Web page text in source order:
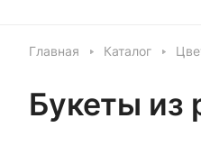
Главная Каталог
Букеты из